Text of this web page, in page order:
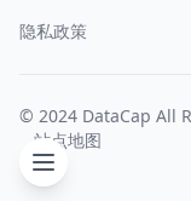
隐私政策
© 2024 DataCap All
站点地图